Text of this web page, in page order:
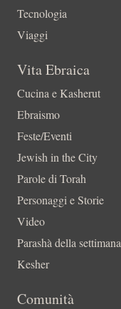
Tecnologia
Viaggi
Vita Ebraica
Cucina e Kasherut
Ebraismo
Feste/Eventi
Jewish in the City
Parole di Torah
Personaggi e Storie
Video
Parashà della settimana
Kesher
Comunità